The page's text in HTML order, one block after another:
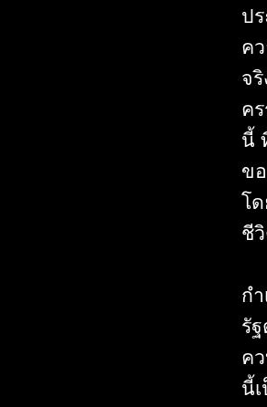
ป
ค
จ
ค
นี้
ข
โ
ชี
ก
รั
ค
นี้